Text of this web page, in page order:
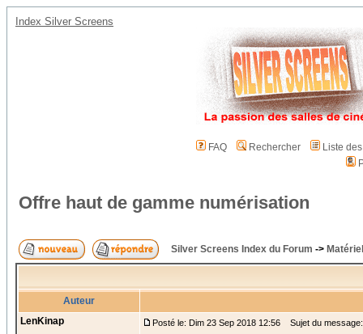
Index Silver Screens
FAQ Rechercher
Liste
Offre haut de gamme numérisation
Silver Screens Index du Forum -> Matériel
Auteur
LenKinap
Posté le: Dim 23 Sep 2018 12:56 Sujet du